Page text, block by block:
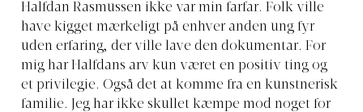
Halfdan Rasmussen ikke var min farfar. Folk ville
have kigget mærkeligt på enhver anden ung fyr
uden erfaring, der ville lave den dokumentar. For
mig har Halfdans arv kun været en positiv ting og
et privilegie. Også det at komme fra en kunstnerisk
familie. Jeg har ikke skullet kæmpe mod noget for